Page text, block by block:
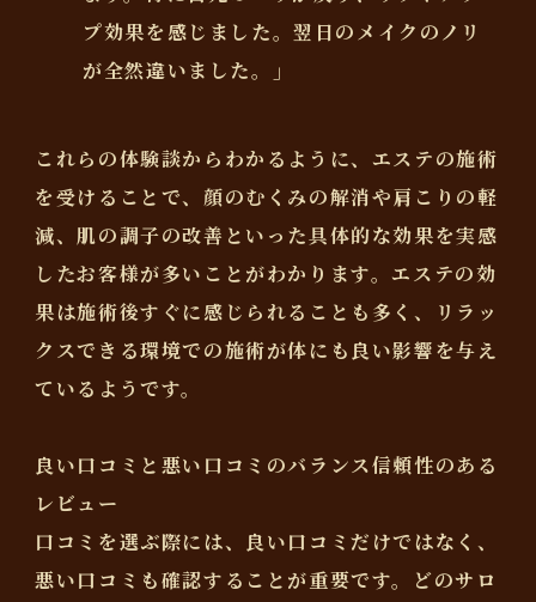
プ効果を感じました。翌日のメイクのノリ
が全然違いました。」
これらの体験談からわかるように、エステの施術
を受けることで、顔のむくみの解消や肩こりの軽
減、肌の調子の改善といった具体的な効果を実感
したお客様が多いことがわかります。エステの効
果は施術後すぐに感じられることも多く、リラッ
クスできる環境での施術が体にも良い影響を与え
ているようです。
良い口コミと悪い口コミのバランス信頼性のある
レビュー
口コミを選ぶ際には、良い口コミだけではなく、
悪い口コミも確認することが重要です。どのサロ